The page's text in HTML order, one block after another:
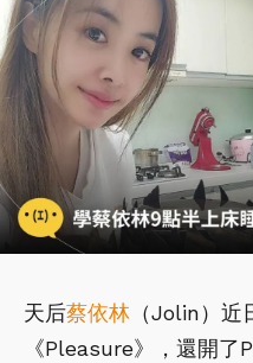
天后蔡依林 （Jolin）近
《Pleasure》，還開